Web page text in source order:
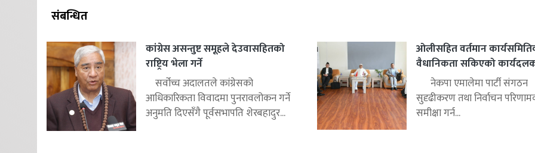
संबन्धित
कांग्रेस असन्तुष्ट समूहले देउवासहितको
राष्ट्रिय भेला गर्ने
सर्वोच्च अदालतले कांग्रेसको
आधिकारिकता विवादमा पुनरावलोकन गर्ने
अनुमति दिएसँगै पूर्वसभापति शेरबहादुर...
ओलीसहित वर्तमान
वैधानिकता सकिएको
नेकपा एमालेमा पार्टी संगठन
सुदृढीकरण तथा निर्वाचन
समीक्षा गर्न...